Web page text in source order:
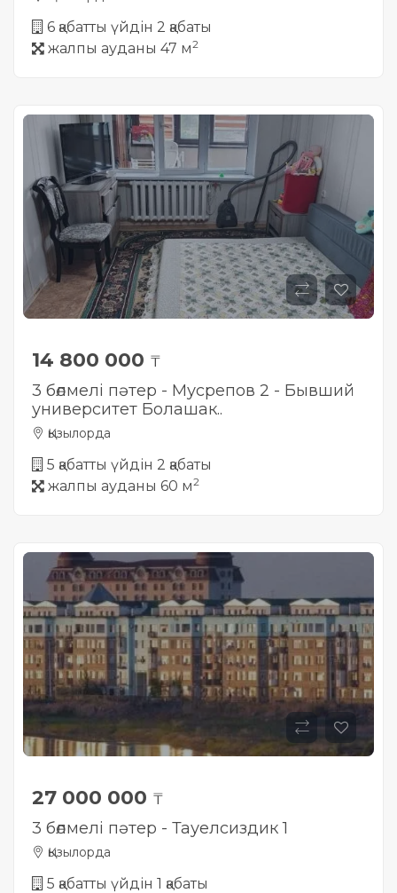
6 қабатты үйдін 2 қабаты
жалпы ауданы 47 м2
14 800 000 ₸
3 бөлмелі пәтер - Мусрепов 2 - Бывший
университет Болашак..
Қызылорда
5 қабатты үйдін 2 қабаты
жалпы ауданы 60 м2
27 000 000 ₸
3 бөлмелі пәтер - Тауелсиздик 1
Қызылорда
5 қабатты үйдін 1 қабаты